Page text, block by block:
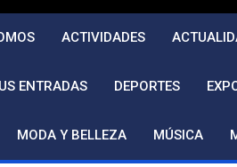
ACTIVIDADES
ENTRADAS DEPORTES
MODA Y BELLEZA MÚSICA